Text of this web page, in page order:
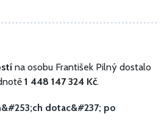
na osobu František Pilný dostalo
1 448 147 324 Kč.
Hodnota z&#237;skan&#253;ch dotac&#237; po